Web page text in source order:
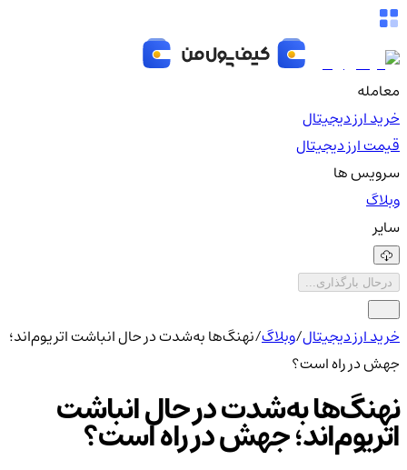
معامله
خرید ارز دیجیتال
قیمت ارز دیجیتال
سرویس ها
وبلاگ
سایر
درحال بارگذاری...
خرید ارز دیجیتال/وبلاگ/نهنگ‌ها به‌شدت در حال انباشت اتریوم‌اند؛
جهش در راه است؟
نهنگ‌ها به‌شدت در حال انباشت
اتریوم‌اند؛ جهش در راه است؟